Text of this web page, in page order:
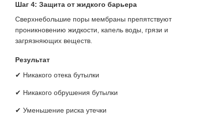
Шаг 4: Защита от жидкого барьера
Сверхнебольшие поры мембраны препятствуют
проникновению жидкости, капель воды, грязи и
загрязняющих веществ.
Результат
✔ Никакого отека бутылки
✔ Никакого обрушения бутылки
✔ Уменьшение риска утечки